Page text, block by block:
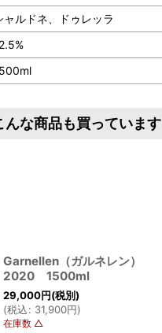
ャルドネ、ドゥレッラ
んな商品も買っています
Garnellen（ガルネレン）
2020 1500ml
29,000円(税別)
(税込: 31,900円)
在庫数 △